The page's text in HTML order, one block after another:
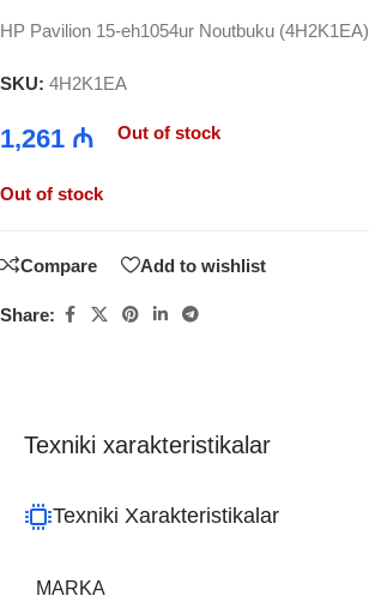
HP Pavilion 15-eh1054ur Noutbuku (4H2K1EA)
SKU: 4H2K1EA
1,261 ₼ Out of stock
Out of stock
Compare Add to wishlist
Share:
Texniki xarakteristikalar
Texniki Xarakteristikalar
MARKA